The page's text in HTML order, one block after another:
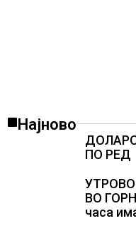
Најново
ПО РЕД
ВО
часа